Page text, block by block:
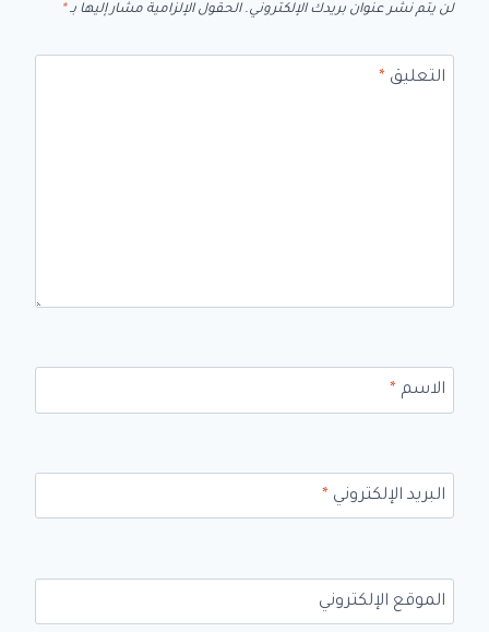
لن يتم نشر عنوان بريدك الإلكتروني. الحقول الإلزامية مشار إليها بـ*
التعليق*
الاسم*
البريد الإلكتروني*
الموقع الإلكتروني